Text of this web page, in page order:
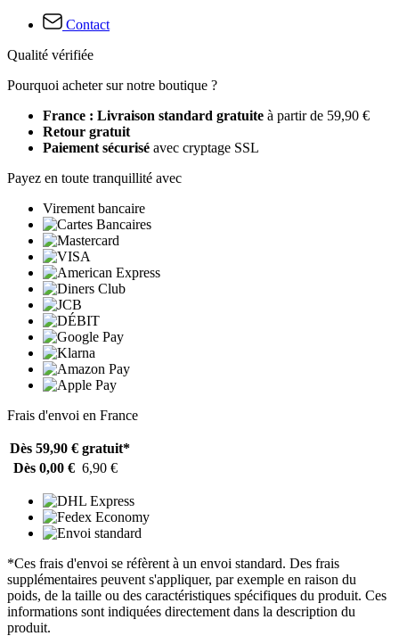
Contact
Qualité vérifiée
Pourquoi acheter sur notre boutique ?
France : Livraison standard gratuite à partir de 59,90 €
Retour gratuit
Paiement sécurisé avec cryptage SSL
Payez en toute tranquillité avec
Virement bancaire
Frais d'envoi en France
Dès 59,90 € gratuit*
Dès 0,00 € 6,90 €
*Ces frais d'envoi se réfèrent à un envoi standard. Des frais
supplémentaires peuvent s'appliquer, par exemple en raison du
poids, de la taille ou des caractéristiques spécifiques du produit. Ces
informations sont indiquées directement dans la description du
produit.